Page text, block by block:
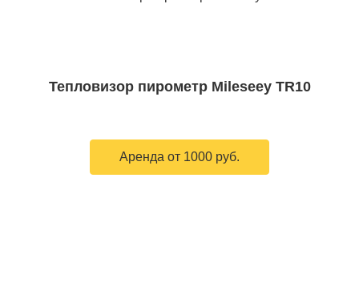
Тепловизор пирометр Mileseey TR10
Аренда от 1000 руб.